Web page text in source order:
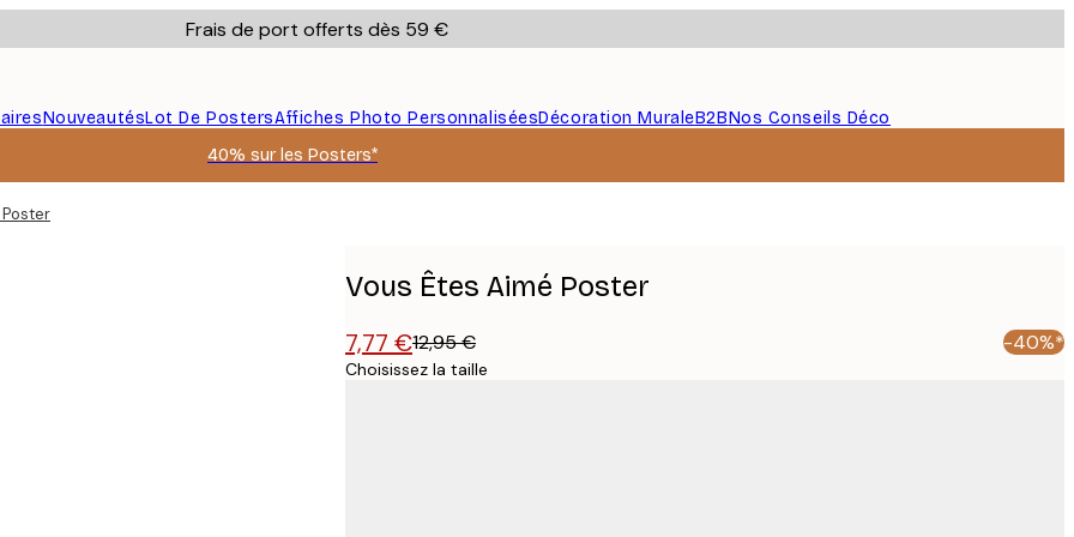
Frais de port offerts dès 59 €
NouveautésLot De PostersAffiches Photo PersonnaliséesDécoration MuraleB2BNos Conseils Déco
40% sur les Posters*
Vous Êtes Aimé Poster
7,77 €12,95 € -40%*
Choisissez la taille